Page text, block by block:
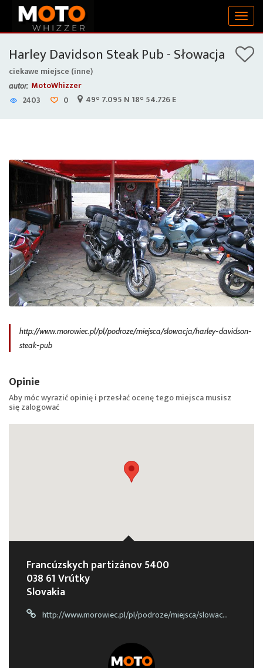
Harley Davidson Steak Pub - Słowacja
ciekawe miejsce (inne)
autor: MotoWhizzer
2403
0 49° 7.095 N 18° 54.726 E
http://www.morowiec.pl/pl/podroze/miejsca/slowacja/harley-davidson-
steak-pub
Opinie
Aby móc wyrazić opinię i przesłać ocenę tego miejsca musisz
sięzalogować
Francúzskych partizánov 5400
038 61 Vrútky
Slovakia
http://www.morowiec.pl/pl/podroze/miejsca/slowacja/harley-davidson-steak-pub